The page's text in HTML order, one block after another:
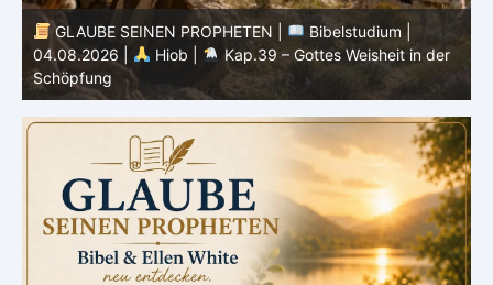
GLAUBE SEINEN PROPHETEN |
Bibelstudium |
03.08.2026 |
Hiob |
Kap.38 – Gott antwortet aus
dem Sturm